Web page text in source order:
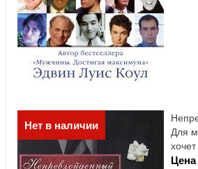
Нет в наличии
Для
Цена